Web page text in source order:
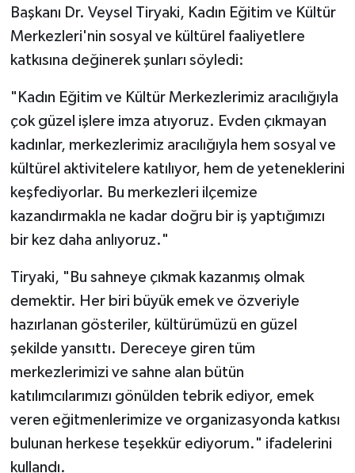
Başkanı Dr. Veysel Tiryaki, Kadın Eğitim ve Kültür
Merkezleri'nin sosyal ve kültürel faaliyetlere
katkısına değinerek şunları söyledi:
"Kadın Eğitim ve Kültür Merkezlerimiz aracılığıyla
çok güzel işlere imza atıyoruz. Evden çıkmayan
kadınlar, merkezlerimiz aracılığıyla hem sosyal ve
kültürel aktivitelere katılıyor, hem de yeteneklerini
keşfediyorlar. Bu merkezleri ilçemize
kazandırmakla ne kadar doğru bir iş yaptığımızı
bir kez daha anlıyoruz."
Tiryaki, "Bu sahneye çıkmak kazanmış olmak
demektir. Her biri büyük emek ve özveriyle
hazırlanan gösteriler, kültürümüzü en güzel
şekilde yansıttı. Dereceye giren tüm
merkezlerimizi ve sahne alan bütün
katılımcılarımızı gönülden tebrik ediyor, emek
veren eğitmenlerimize ve organizasyonda katkısı
bulunan herkese teşekkür ediyorum." ifadelerini
kullandı.